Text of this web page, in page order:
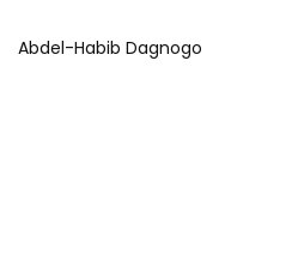
Abdel-Habib Dagnogo